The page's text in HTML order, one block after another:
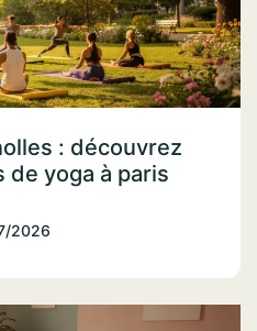
: découvrez
de yoga à paris
2026